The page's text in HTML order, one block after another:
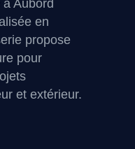
Aubord
en
propose
pour
et extérieur.